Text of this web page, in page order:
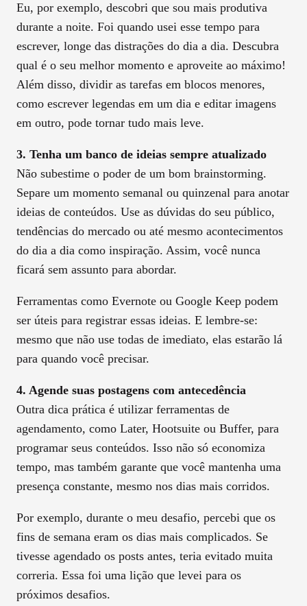
Eu, por exemplo, descobri que sou mais produtiva
durante a noite. Foi quando usei esse tempo para
escrever, longe das distrações do dia a dia. Descubra
qual é o seu melhor momento e aproveite ao máximo!
Além disso, dividir as tarefas em blocos menores,
como escrever legendas em um dia e editar imagens
em outro, pode tornar tudo mais leve.
3. Tenha um banco de ideias sempre atualizado
Não subestime o poder de um bom brainstorming.
Separe um momento semanal ou quinzenal para anotar
ideias de conteúdos. Use as dúvidas do seu público,
tendências do mercado ou até mesmo acontecimentos
do dia a dia como inspiração. Assim, você nunca
ficará sem assunto para abordar.
Ferramentas como Evernote ou Google Keep podem
ser úteis para registrar essas ideias. E lembre-se:
mesmo que não use todas de imediato, elas estarão lá
para quando você precisar.
4. Agende suas postagens com antecedência
Outra dica prática é utilizar ferramentas de
agendamento, como Later, Hootsuite ou Buffer, para
programar seus conteúdos. Isso não só economiza
tempo, mas também garante que você mantenha uma
presença constante, mesmo nos dias mais corridos.
Por exemplo, durante o meu desafio, percebi que os
fins de semana eram os dias mais complicados. Se
tivesse agendado os posts antes, teria evitado muita
correria. Essa foi uma lição que levei para os
próximos desafios.